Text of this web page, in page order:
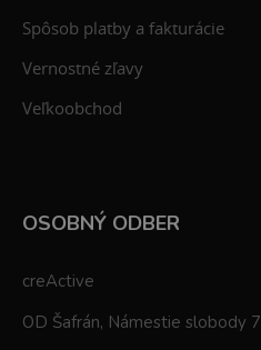
Spôsob platby a fakturácie
Vernostné zľavy
Veľkoobchod
OSOBNÝ ODBER
creActive
OD Šafrán, Námestie slobody 7